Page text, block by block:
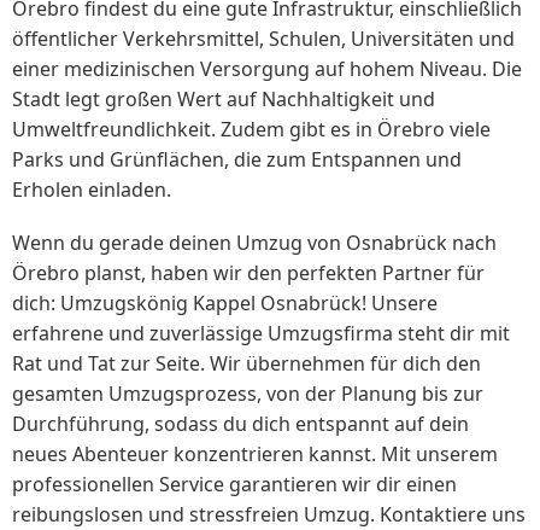
Örebro findest du eine gute Infrastruktur, einschließlich
öffentlicher Verkehrsmittel, Schulen, Universitäten und
einer medizinischen Versorgung auf hohem Niveau. Die
Stadt legt großen Wert auf Nachhaltigkeit und
Umweltfreundlichkeit. Zudem gibt es in Örebro viele
Parks und Grünflächen, die zum Entspannen und
Erholen einladen.
Wenn du gerade deinen Umzug von Osnabrück nach
Örebro planst, haben wir den perfekten Partner für
dich: Umzugskönig Kappel Osnabrück! Unsere
erfahrene und zuverlässige Umzugsfirma steht dir mit
Rat und Tat zur Seite. Wir übernehmen für dich den
gesamten Umzugsprozess, von der Planung bis zur
Durchführung, sodass du dich entspannt auf dein
neues Abenteuer konzentrieren kannst. Mit unserem
professionellen Service garantieren wir dir einen
reibungslosen und stressfreien Umzug. Kontaktiere uns